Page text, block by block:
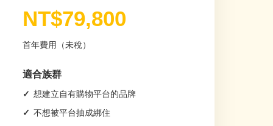
NT$79,800
首年費用（未稅）
適合族群
想建立自有購物平台的品牌
不想被平台抽成綁住